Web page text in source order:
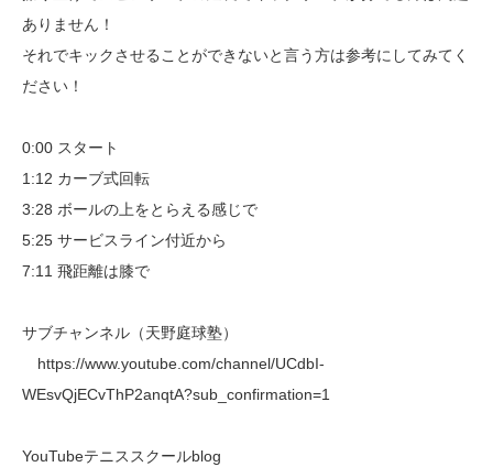
ありません！
それでキックさせることができないと言う方は参考にしてみてく
ださい！
0:00 スタート
1:12 カーブ式回転
3:28 ボールの上をとらえる感じで
5:25 サービスライン付近から
7:11 飛距離は膝で
サブチャンネル（天野庭球塾）
https://www.youtube.com/channel/UCdbI-
WEsvQjECvThP2anqtA?sub_confirmation=1
YouTubeテニススクールblog